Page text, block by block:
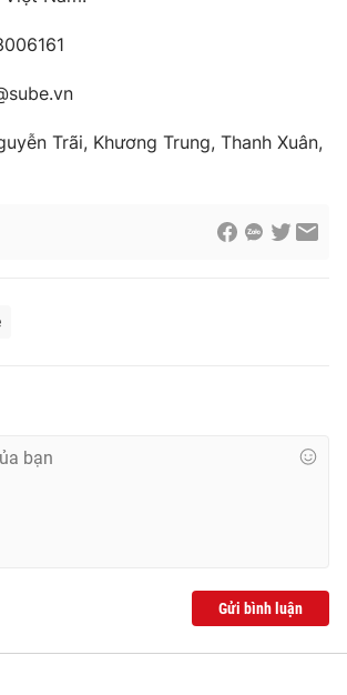
Trãi, Khương Trung, Thanh Xuân,
Gửi bình luận